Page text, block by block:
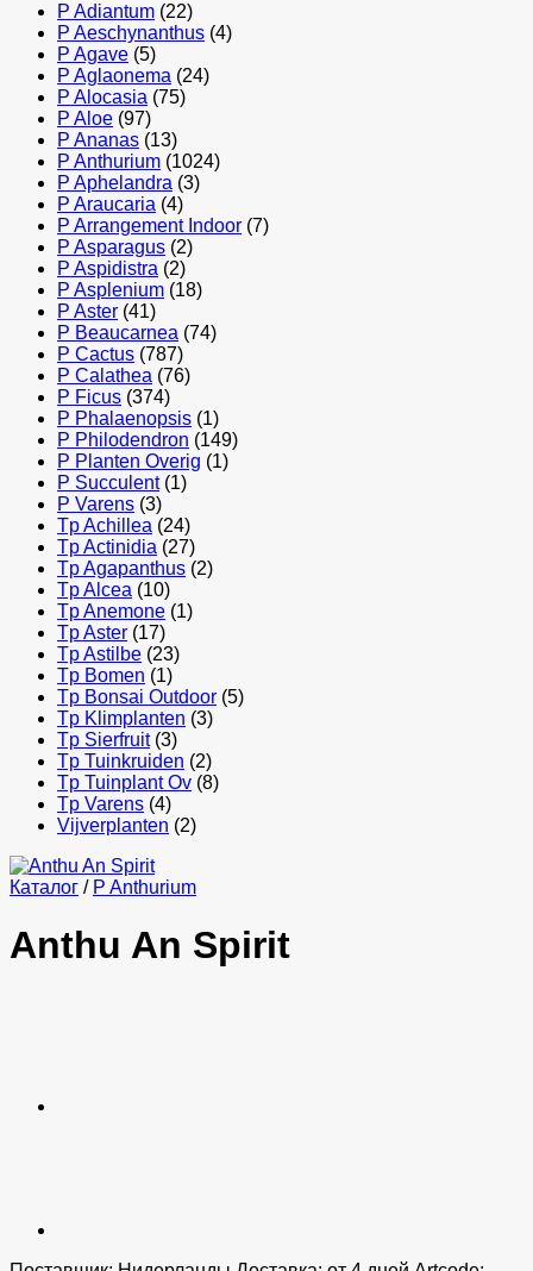
P Adiantum (22)
P Aeschynanthus (4)
P Agave (5)
P Aglaonema (24)
P Alocasia (75)
P Aloe (97)
P Ananas (13)
P Anthurium (1024)
P Aphelandra (3)
P Araucaria (4)
P Arrangement Indoor (7)
P Asparagus (2)
P Aspidistra (2)
P Asplenium (18)
P Aster (41)
P Beaucarnea (74)
P Cactus (787)
P Calathea (76)
P Ficus (374)
P Phalaenopsis (1)
P Philodendron (149)
P Planten Overig (1)
P Succulent (1)
P Varens (3)
Tp Achillea (24)
Tp Actinidia (27)
Tp Agapanthus (2)
Tp Alcea (10)
Tp Anemone (1)
Tp Aster (17)
Tp Astilbe (23)
Tp Bomen (1)
Tp Bonsai Outdoor (5)
Tp Klimplanten (3)
Tp Sierfruit (3)
Tp Tuinkruiden (2)
Tp Tuinplant Ov (8)
Tp Varens (4)
Vijverplanten (2)
Каталог / P Anthurium
Anthu An Spirit